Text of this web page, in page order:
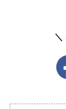
＼